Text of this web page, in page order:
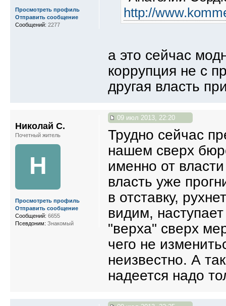
http://
а это сейчас
коррупция не с
другая власть
Просмотреть профиль
Отправить сообщение
Сообщений: 2277
09 июл 2013, 22:20
Трудно сейчас
нашем сверх
именно от
власть уже
в отставку,
видим,
"верха" сверх
чего не
неизвестно. А
надеется надо
Николай С.
Почетный житель
Н
Просмотреть профиль
Отправить сообщение
Сообщений: 6655
Псевдоним: Знакомый